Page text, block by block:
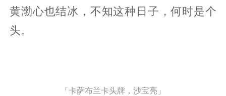
黄渤心也结冰，不知这种日子，何时是个
头。
「卡萨布兰卡头牌，沙宝亮」